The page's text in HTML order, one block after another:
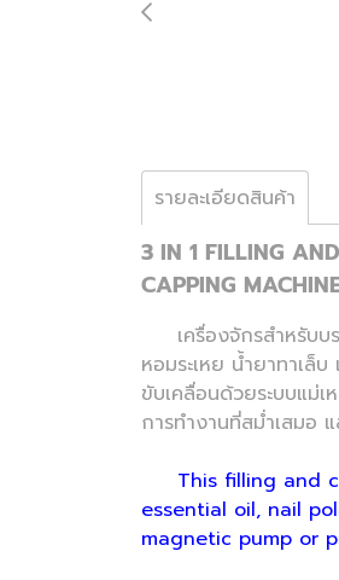
รายละเอียดสินค้า
3 IN 1 FILLING AND
CAPPING
เครื่องจักรสำหรับบร
หอมระเหย น้ำยาทาเ
ขับเคลื่อนด้วยระบบแม่
การทำงานที่สม่ำเสมอ
This filling and
essential oil, nail
magnetic pump or